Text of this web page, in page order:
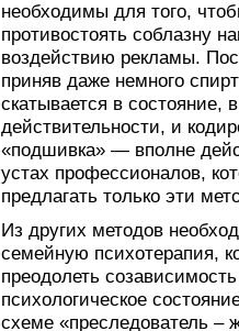
необходимы для того,
противостоять соблазну
воздействию рекламы.
приняв даже немного
скатывается в
действительности, и
«подшивка» — вполне
устах профессионалов,
предлагать только эти
Из других методов
семейную психотерапия,
преодолеть
психологическое
схеме «преследователь –